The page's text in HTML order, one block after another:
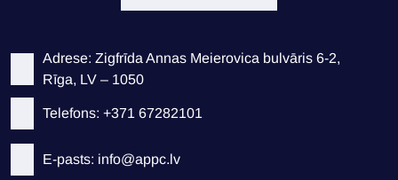
Adrese: Zigfrīda Annas Meierovica bulvāris 6-2,
Rīga, LV – 1050
Telefons: +371 67282101
E-pasts: info@appc.lv